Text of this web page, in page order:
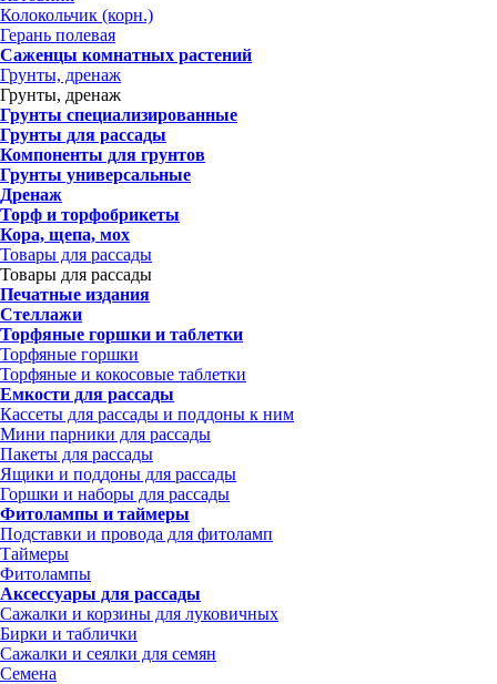
Колокольчик (корн.)
Герань полевая
Саженцы комнатных растений
Грунты, дренаж
Грунты, дренаж
Грунты специализированные
Грунты для рассады
Компоненты для грунтов
Грунты универсальные
Дренаж
Торф и торфобрикеты
Кора, щепа, мох
Товары для рассады
Товары для рассады
Печатные издания
Стеллажи
Торфяные горшки и таблетки
Торфяные горшки
Торфяные и кокосовые таблетки
Емкости для рассады
Кассеты для рассады и поддоны к ним
Мини парники для рассады
Пакеты для рассады
Ящики и поддоны для рассады
Горшки и наборы для рассады
Фитолампы и таймеры
Подставки и провода для фитоламп
Таймеры
Фитолампы
Аксессуары для рассады
Сажалки и корзины для луковичных
Бирки и таблички
Сажалки и сеялки для семян
Семена